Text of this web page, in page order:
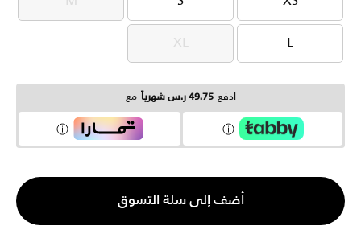
XS
S
M
L
L
XL
XL
ادفع 49.75 ر.س شهرياً مع
الكمية
1
أضف إلى سلة التسوق